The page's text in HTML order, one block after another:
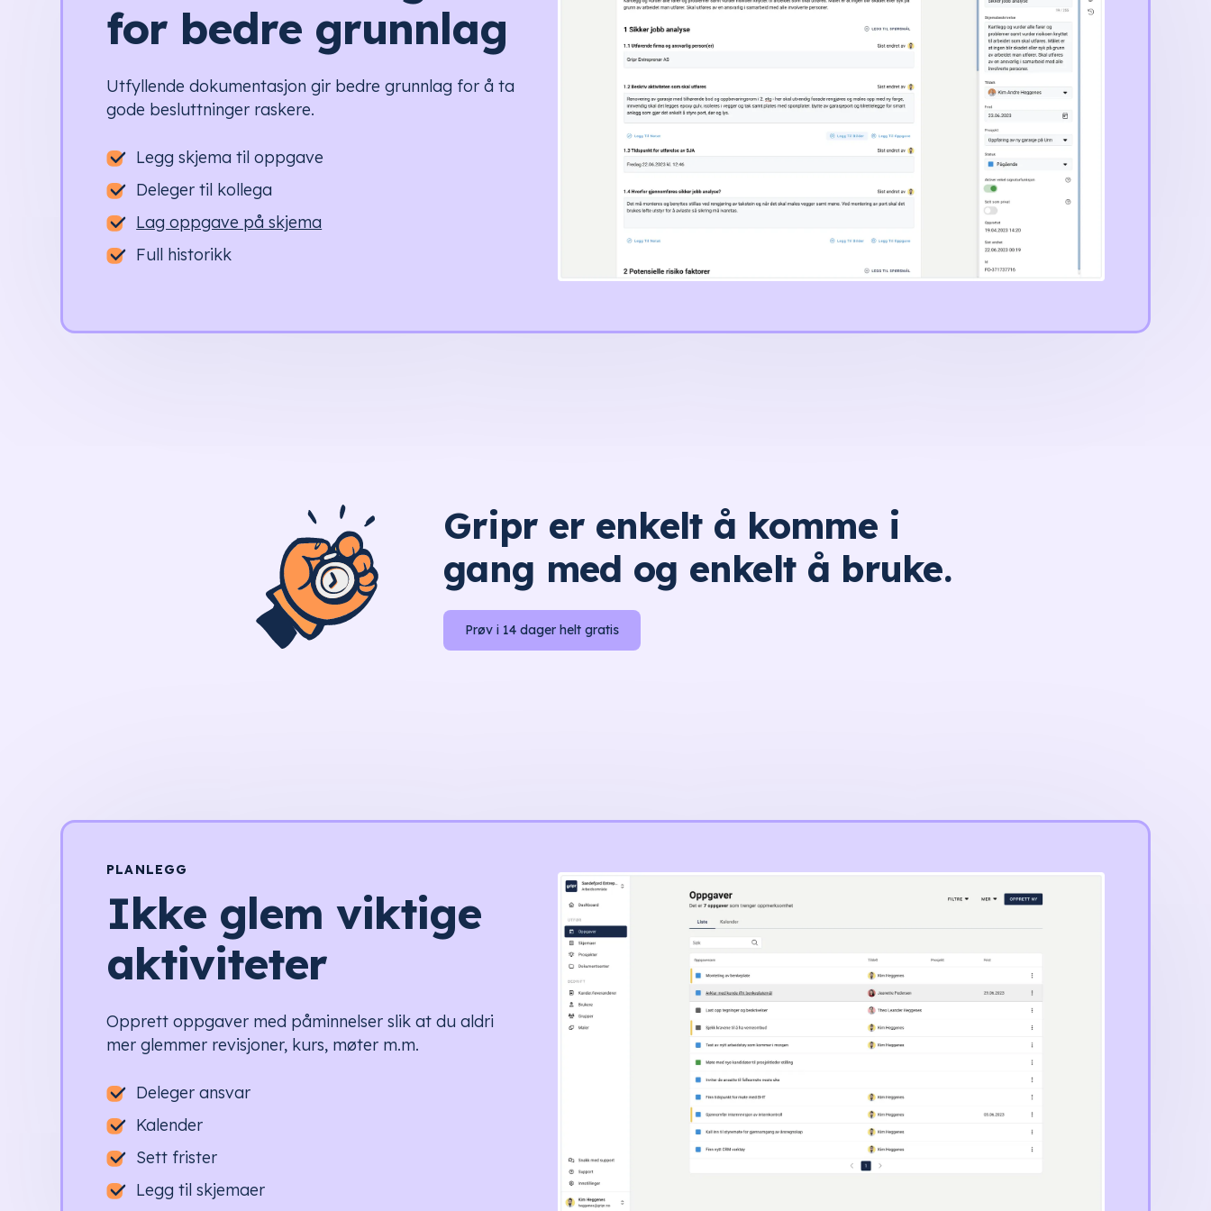
for bedre grunnlag
Utfyllende dokumentasjon gir bedre grunnlag for å ta
gode besluttninger raskere.
Legg skjema til oppgave
Deleger til kollega
Lag oppgave på skjema
Full historikk
Gripr er enkelt å komme i
gang med og enkelt å bruke.
Prøv i 14 dager helt gratis
PLANLEGG
Ikke glem viktige
aktiviteter
Opprett oppgaver med påminnelser slik at du aldri
mer glemmer revisjoner, kurs, møter m.m.
Deleger ansvar
Kalender
Sett frister
Legg til skjemaer